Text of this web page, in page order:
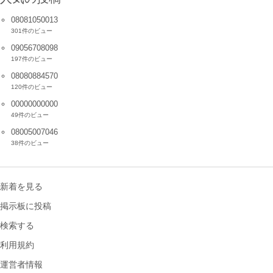
08081050013
301件のビュー
09056708098
197件のビュー
08080884570
120件のビュー
00000000000
49件のビュー
08005007046
38件のビュー
新着を見る
掲示板に投稿
検索する
利用規約
運営者情報